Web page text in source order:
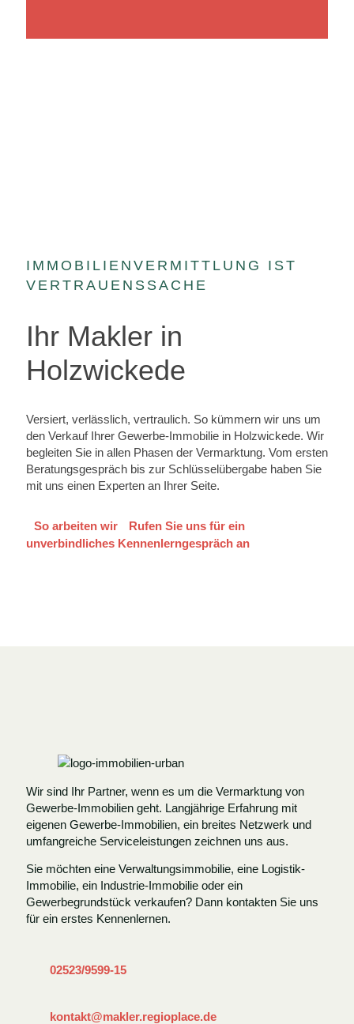
IMMOBILIENVERMITTLUNG IST
VERTRAUENSSACHE
Ihr Makler in
Holzwickede
Versiert, verlässlich, vertraulich. So kümmern wir uns um
den Verkauf Ihrer Gewerbe-Immobilie in Holzwickede. Wir
begleiten Sie in allen Phasen der Vermarktung. Vom ersten
Beratungsgespräch bis zur Schlüsselübergabe haben Sie
mit uns einen Experten an Ihrer Seite.
So arbeiten wir
Rufen Sie uns für ein
unverbindliches Kennenlerngespräch an
Wir sind Ihr Partner, wenn es um die Vermarktung von
Gewerbe-Immobilien geht. Langjährige Erfahrung mit
eigenen Gewerbe-Immobilien, ein breites Netzwerk und
umfangreiche Serviceleistungen zeichnen uns aus.
Sie möchten eine Verwaltungsimmobilie, eine Logistik-
Immobilie, ein Industrie-Immobilie oder ein
Gewerbegrundstück verkaufen? Dann kontakten Sie uns
für ein erstes Kennenlernen.
02523/9599-15
kontakt@makler.regioplace.de